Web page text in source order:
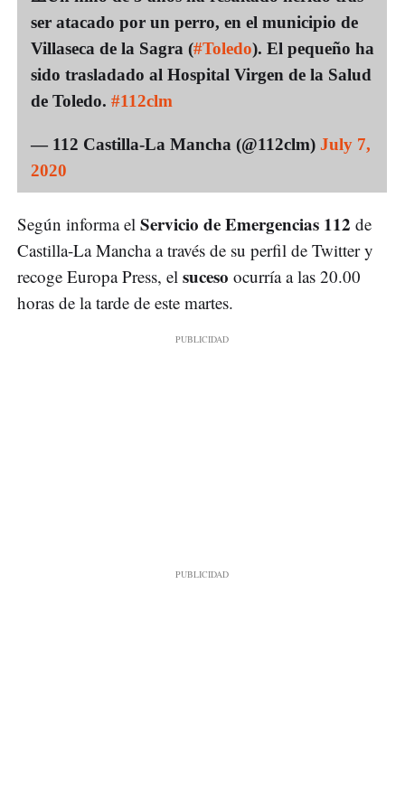
ser atacado por un perro, en el municipio de
Villaseca de la Sagra (#Toledo). El pequeño ha
sido trasladado al Hospital Virgen de la Salud
de Toledo. #112clm
— 112 Castilla-La Mancha (@112clm) July 7,
2020
Según informa el Servicio de Emergencias 112 de
Castilla-La Mancha a través de su perfil de Twitter y
recoge Europa Press, el suceso ocurría a las 20.00
horas de la tarde de este martes.